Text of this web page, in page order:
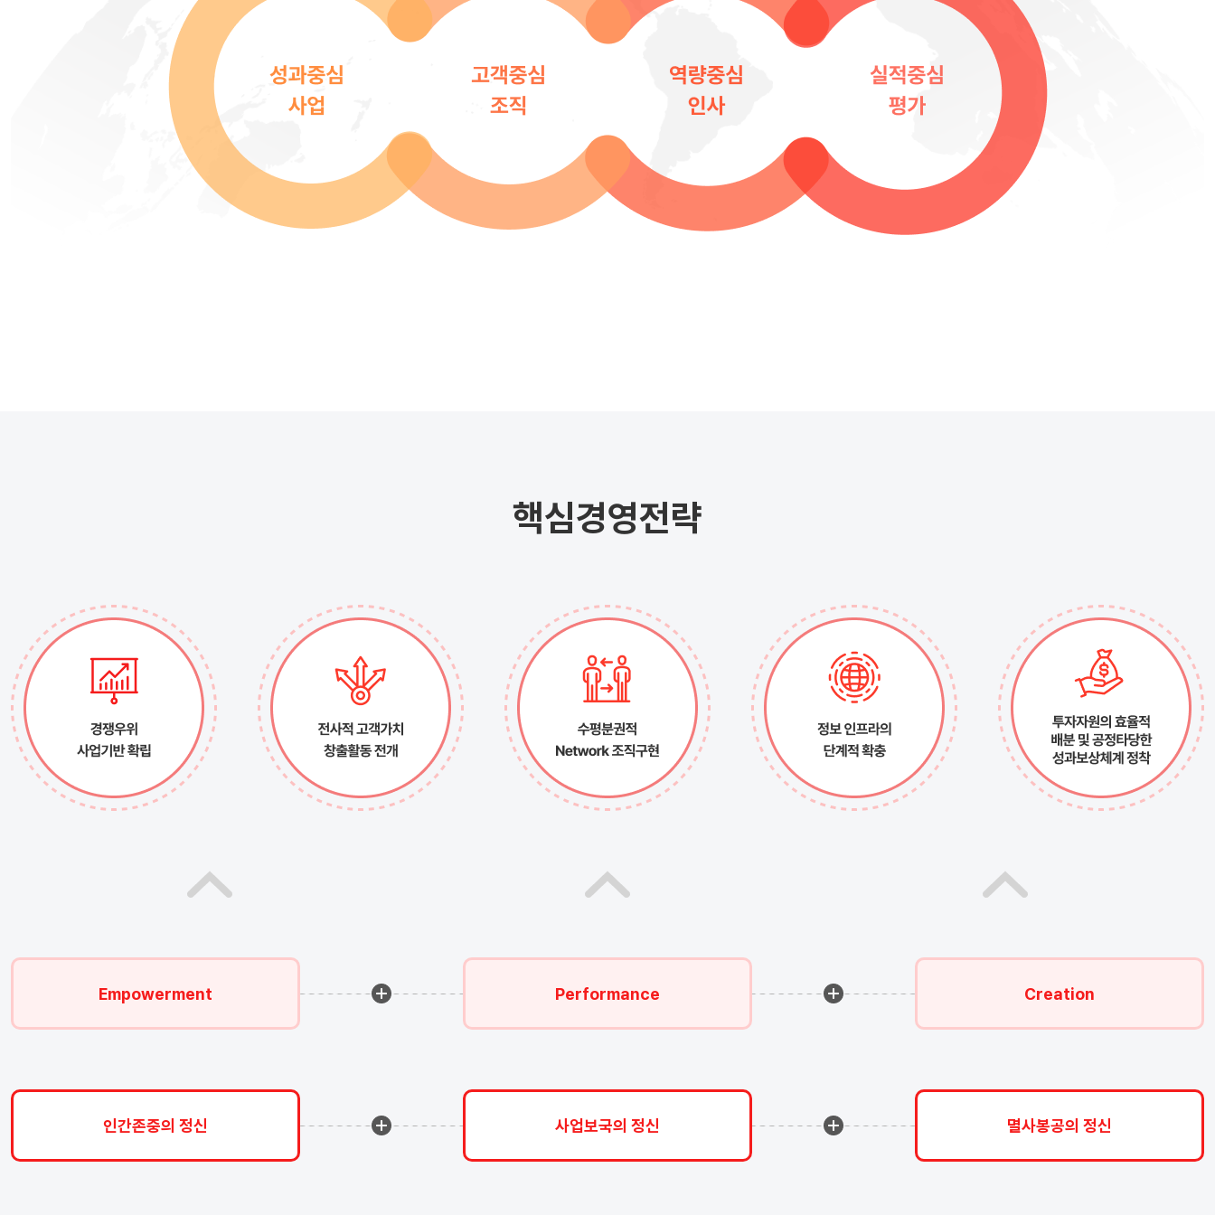
핵심경영전략
Empowerment Performance Creation
인간존중의 정신 사업보국의 정신 멸사봉공의 정신